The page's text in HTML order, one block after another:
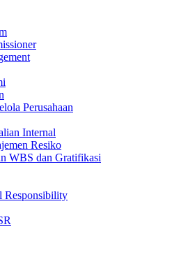
Perusahaan
Internal
Resiko
WBS dan Gratifikasi
Responsibility